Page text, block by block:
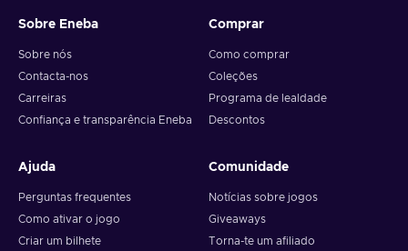
Sobre Eneba
Sobre nós
Contacta-nos
Carreiras
Confiança e transparência Eneba
Comprar
Como comprar
Coleções
Programa de lealdade
Descontos
Ajuda
Perguntas frequentes
Como ativar o jogo
Criar um bilhete
Comunidade
Notícias sobre jogos
Giveaways
Torna-te um afiliado